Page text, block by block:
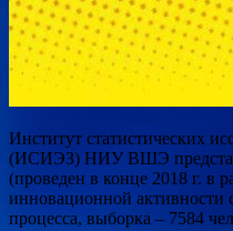
Институт статистических
(ИСИЭЗ) НИУ ВШЭ
(проведен в конце 2018 г. в
инновационной активности
процесса, выборка – 7584